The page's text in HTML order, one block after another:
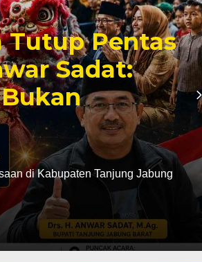
Tutup Pentas
Sadat:
di Kabupaten Tanjung Jabung